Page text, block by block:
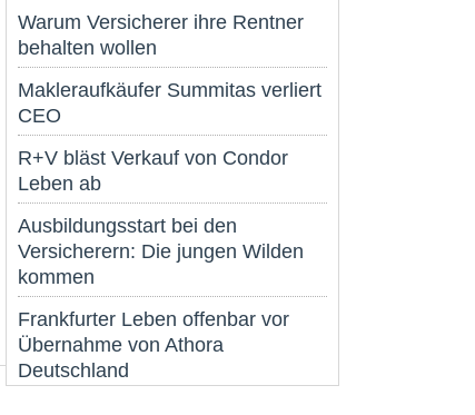
Warum Versicherer ihre Rentner
behalten wollen
Makleraufkäufer Summitas verliert
CEO
R+V bläst Verkauf von Condor
Leben ab
Ausbildungsstart bei den
Versicherern: Die jungen Wilden
kommen
Frankfurter Leben offenbar vor
Übernahme von Athora
Deutschland